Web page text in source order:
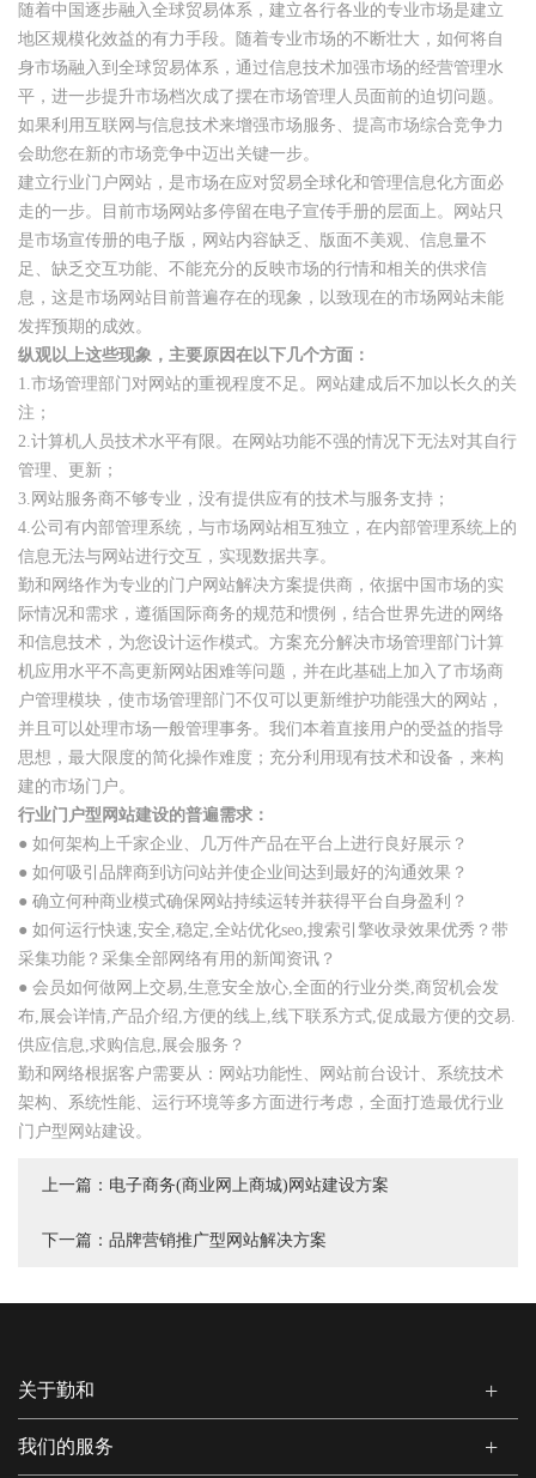
随着中国逐步融入全球贸易体系，建立各行各业的专业市场是建立
地区规模化效益的有力手段。随着专业市场的不断壮大，如何将自
身市场融入到全球贸易体系，通过信息技术加强市场的经营管理水
平，进一步提升市场档次成了摆在市场管理人员面前的迫切问题。
如果利用互联网与信息技术来增强市场服务、提高市场综合竞争力
会助您在新的市场竞争中迈出关键一步。
建立行业门户网站，是市场在应对贸易全球化和管理信息化方面必
走的一步。目前市场网站多停留在电子宣传手册的层面上。网站只
是市场宣传册的电子版，网站内容缺乏、版面不美观、信息量不
足、缺乏交互功能、不能充分的反映市场的行情和相关的供求信
息，这是市场网站目前普遍存在的现象，以致现在的市场网站未能
发挥预期的成效。
纵观以上这些现象，主要原因在以下几个方面：
1.市场管理部门对网站的重视程度不足。网站建成后不加以长久的关
注；
2.计算机人员技术水平有限。在网站功能不强的情况下无法对其自行
管理、更新；
3.网站服务商不够专业，没有提供应有的技术与服务支持；
4.公司有内部管理系统，与市场网站相互独立，在内部管理系统上的
信息无法与网站进行交互，实现数据共享。
勤和网络作为专业的门户网站解决方案提供商，依据中国市场的实
际情况和需求，遵循国际商务的规范和惯例，结合世界先进的网络
和信息技术，为您设计运作模式。方案充分解决市场管理部门计算
机应用水平不高更新网站困难等问题，并在此基础上加入了市场商
户管理模块，使市场管理部门不仅可以更新维护功能强大的网站，
并且可以处理市场一般管理事务。我们本着直接用户的受益的指导
思想，最大限度的简化操作难度；充分利用现有技术和设备，来构
建的市场门户。
行业门户型网站建设的普遍需求：
● 如何架构上千家企业、几万件产品在平台上进行良好展示？
● 如何吸引品牌商到访问站并使企业间达到最好的沟通效果？
● 确立何种商业模式确保网站持续运转并获得平台自身盈利？
● 如何运行快速,安全,稳定,全站优化seo,搜索引擎收录效果优秀？带
采集功能？采集全部网络有用的新闻资讯？
● 会员如何做网上交易,生意安全放心,全面的行业分类,商贸机会发
布,展会详情,产品介绍,方便的线上,线下联系方式,促成最方便的交易.
供应信息,求购信息,展会服务？
勤和网络根据客户需要从：网站功能性、网站前台设计、系统技术
架构、系统性能、运行环境等多方面进行考虑，全面打造最优行业
门户型网站建设。
上一篇： 电子商务(商业网上商城)网站建设方案
下一篇： 品牌营销推广型网站解决方案
关于勤和
我们的服务